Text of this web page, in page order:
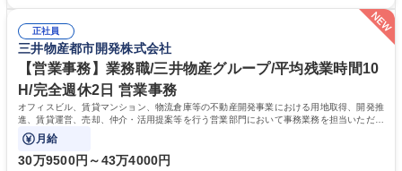
は部内のOJTを中心に、あなたの経験に合わせて不足している部分はいつ
でも質問・相談できる環境が整っているため、安心して成長できます。 募
集職種 【森ビルG】人事・総務◆賞与5ヶ月◆年休120日◆残業少なめ◆
リモート可
ます。定型業務に留まらず、社内規定や人事制度の改定など会社のコア業
務に挑戦できるため、自身の成長と組織への貢献度をダイレクトに実感で
きます。 残業少なめ、週1日リモート可など、ワークライフバランスを保
ち長期活躍できる環境です。 「これまでの幅広い経験を活かし、長期的な
キャリアを築きたい」という前向きな意欲と挑戦を全力で応援します。 学
歴・資格 学歴：大学院 大学 高専 短大 専修学校 高校 語学力： 資格：日商
簿記検定1級 日商簿記検定2級 日商簿記検定3級
正社員
三井物産都市開発株式会社
【営業事務】業務職/三井物産グループ/平均残業時間10
H/完全週休2日 営業事務
オフィスビル、賃貸マンション、物流倉庫等の不動産開発事業における用地取得、開発推
進、賃貸運営、売却、仲介・活用提案等を行う営業部門において事務業務を担当いただき
ます。
月給
30万9500円～43万4000円